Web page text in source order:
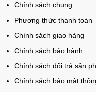
Chính sách chung
Phương thức thanh toán
Chính sách giao hàng
Chính sách bảo hành
Chính sách đổi trả sản
Chính sách bảo mật